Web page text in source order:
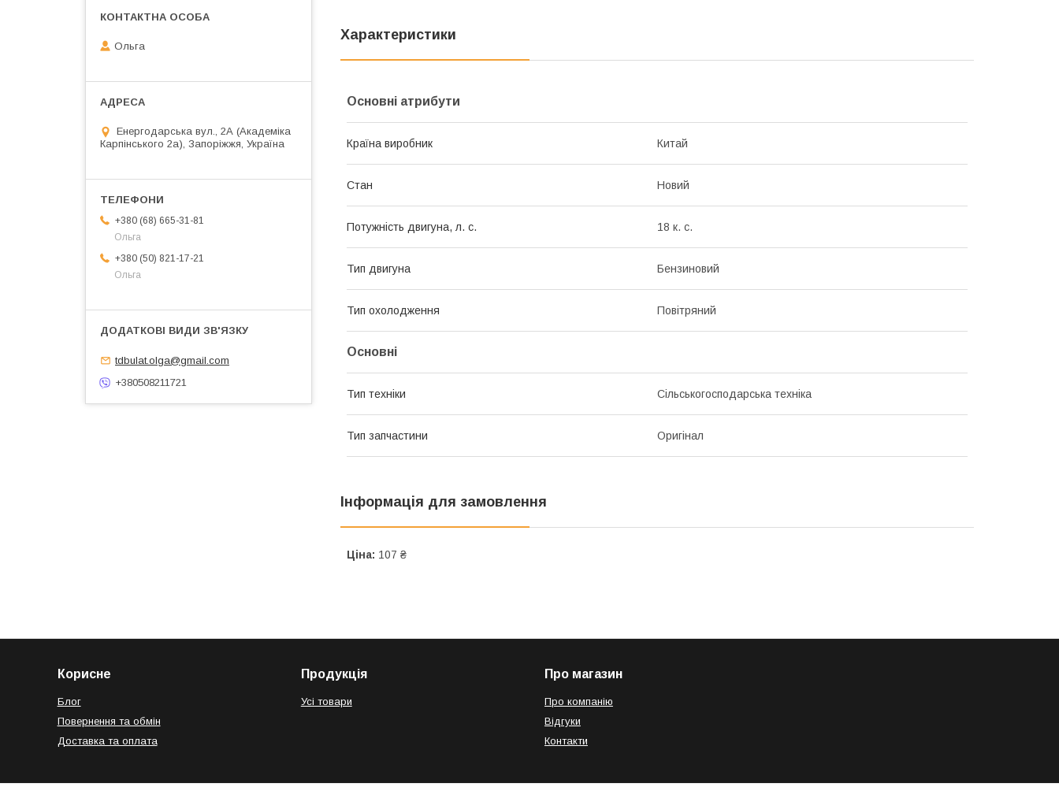
Характеристики
Основні атрибути
Країна виробник Китай
Стан Новий
Потужність двигуна, л. с. 18 к. с.
Тип двигуна Бензиновий
Тип охолодження Повітряний
Основні
Тип техніки Сільськогосподарська техніка
Тип запчастини Оригінал
Інформація для замовлення
Ціна: 107 ₴
Ольга
Енергодарська вул., 2А (Академіка
Карпінського 2а), Запоріжжя, Україна
+380 (68) 665-31-81
Ольга
+380 (50) 821-17-21
Ольга
tdbulat.olga@gmail.com
+380508211721
Корисне
Блог
Повернення та обмін
Доставка та оплата
Продукція
Усі товари
Про магазин
Про компанію
Відгуки
Контакти